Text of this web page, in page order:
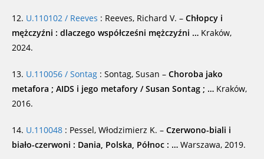
12. U.110102 / Reeves : Reeves, Richard V. – Chłopcy i
mężczyźni : dlaczego współcześni mężczyźni … Kraków,
2024.
13. U.110056 / Sontag : Sontag, Susan – Choroba jako
metafora ; AIDS i jego metafory / Susan Sontag ; … Kraków,
2016.
14. U.110048 : Pessel, Włodzimierz K. – Czerwono-biali i
biało-czerwoni : Dania, Polska, Północ : … Warszawa, 2019.